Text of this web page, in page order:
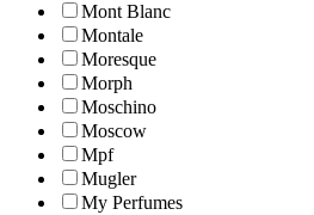
Mont Blanc
Montale
Moresque
Morph
Moschino
Moscow
Mpf
Mugler
My Perfumes